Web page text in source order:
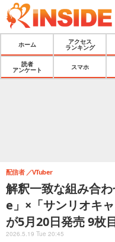
ホーム
アクセス
ランキング
読者
アンケート
スマホ
解釈一致な組み合
e」×「サンリオキ
が5月20日発売 9枚
配信者 VTuber
2026.5.19 Tue 20:45